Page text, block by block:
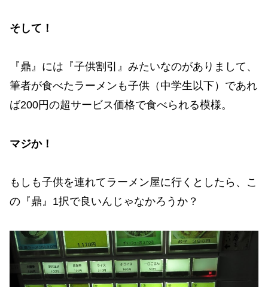
そして！
『鼎』には『子供割引』みたいなのがありまして、
筆者が食べたラーメンも子供（中学生以下）であれ
ば200円の超サービス価格で食べられる模様。
マジか！
もしも子供を連れてラーメン屋に行くとしたら、こ
の『鼎』1択で良いんじゃなかろうか？